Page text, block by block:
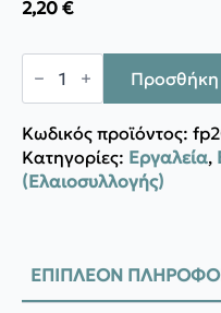
2,20 €
Φις
απλό
ποσότητα
Προσθήκη
Κωδικός προϊόντος:
Κατηγορίες: Εργαλεία,
(Ελαιοσυλλογής)
ΕΠΙΠΛΈΟΝ